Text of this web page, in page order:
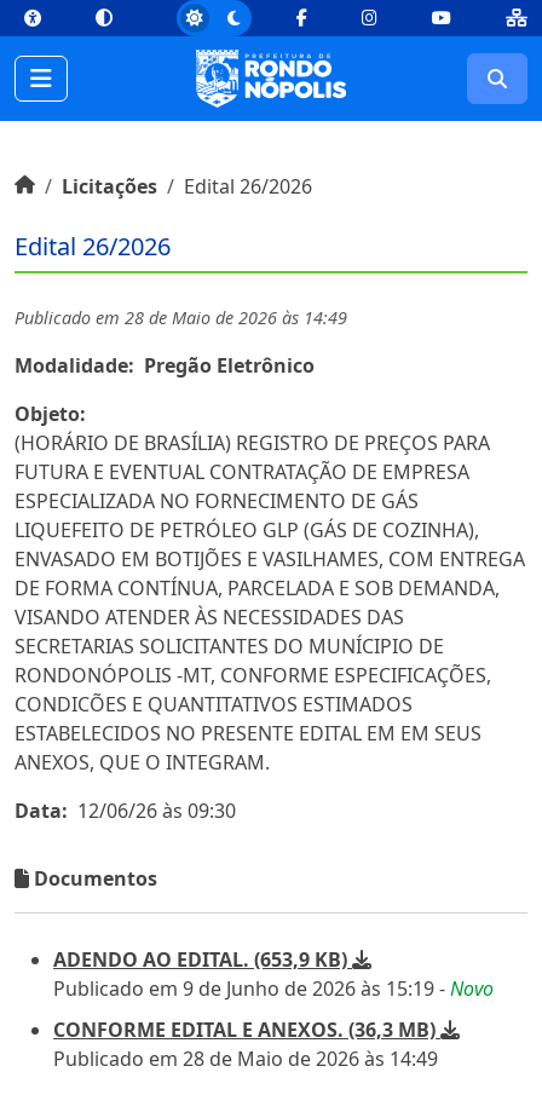
topConteúdo [1] Menu Principal [2] Busca [3] Rodapé [4]
FacebookInstagramYoutube
Início do conteúdo
InícioLicitações Edital 26/2026
Edital 26/2026
Publicado em 28 de Maio de 2026 às 14:49
Modalidade: Pregão Eletrônico
Objeto:
(HORÁRIO DE BRASÍLIA) REGISTRO DE PREÇOS PARA
FUTURA E EVENTUAL CONTRATAÇÃO DE EMPRESA
ESPECIALIZADA NO FORNECIMENTO DE GÁS
LIQUEFEITO DE PETRÓLEO GLP (GÁS DE COZINHA),
ENVASADO EM BOTIJÕES E VASILHAMES, COM ENTREGA
DE FORMA CONTÍNUA, PARCELADA E SOB DEMANDA,
VISANDO ATENDER ÀS NECESSIDADES DAS
SECRETARIAS SOLICITANTES DO MUNÍCIPIO DE
RONDONÓPOLIS -MT, CONFORME ESPECIFICAÇÕES,
CONDICÕES E QUANTITATIVOS ESTIMADOS
ESTABELECIDOS NO PRESENTE EDITAL EM EM SEUS
ANEXOS, QUE O INTEGRAM.
Data: 12/06/26 às 09:30
Documentos
ADENDO AO EDITAL. (653,9 KB)
Publicado em 9 de Junho de 2026 às 15:19-Novo
CONFORME EDITAL E ANEXOS. (36,3 MB)
Publicado em 28 de Maio de 2026 às 14:49